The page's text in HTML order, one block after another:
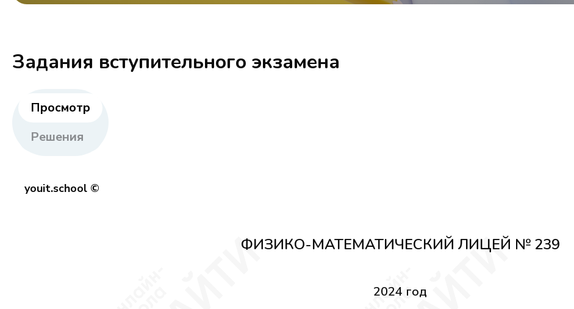
Задания вступительного экзамена
Просмотр
Решения
youit.school ©
ФИЗИКО-МАТЕМАТИЧЕСКИЙ ЛИЦЕЙ № 239
2024 год